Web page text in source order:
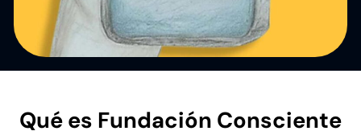
Qué es Fundación Consciente